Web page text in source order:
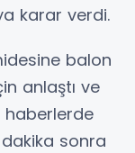
karar verdi.
balon
anlaştı ve
haberlerde
sonra